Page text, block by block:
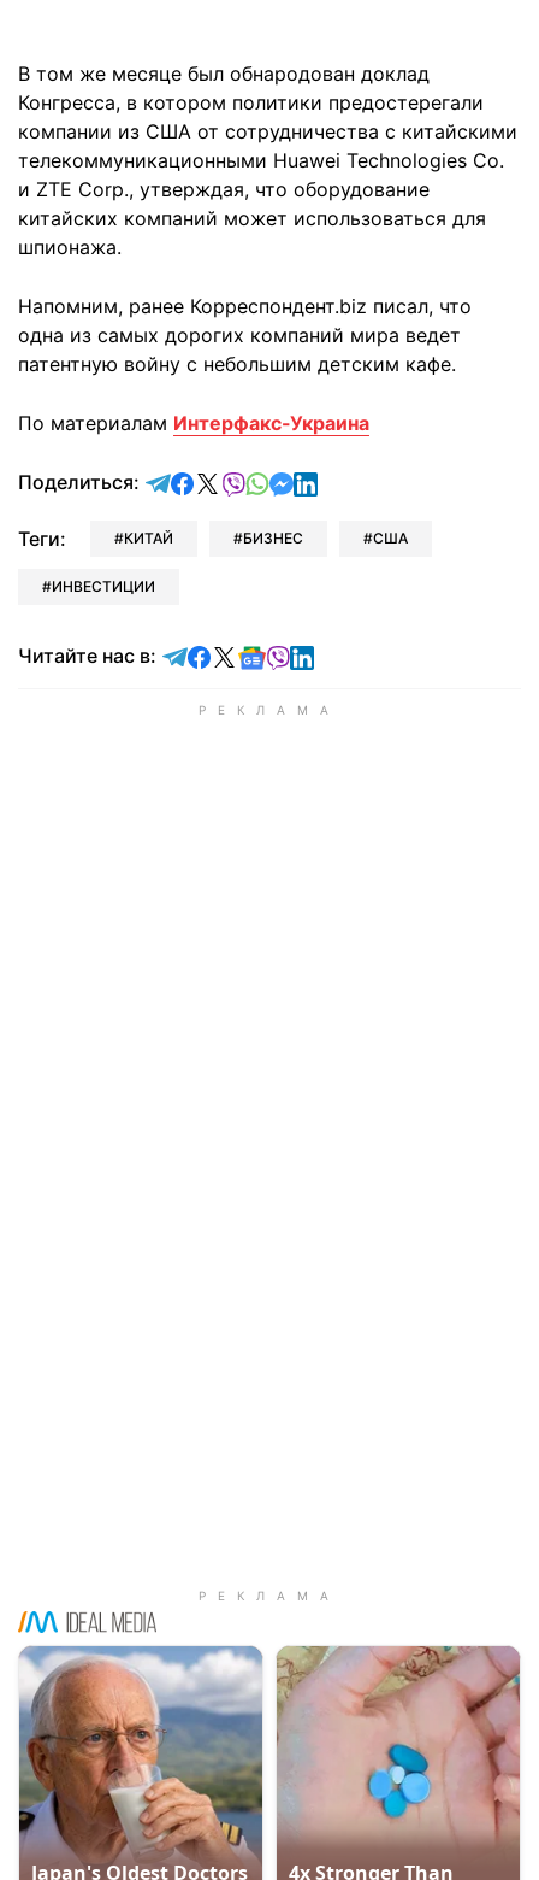
В том же месяце был обнародован доклад
Конгресса, в котором политики предостерегали
компании из США от сотрудничества с китайскими
телекоммуникационными Huawei Technologies Co.
и ZTE Corp., утверждая, что оборудование
китайских компаний может использоваться для
шпионажа.
Напомним, ранее Корреспондент.biz писал, что
одна из самых дорогих компаний мира ведет
патентную войну с небольшим детским кафе.
По материалам Интерфакс-Украина
Поделиться: отправить в Telegram
поделиться в Facebook
поделиться в X
отправить в Viber
отправить в Whatsapp
отправить в Messenger
отправить в LinkedIn
Теги: КИТАЙ БИЗНЕС США
ИНВЕСТИЦИИ
Читайте нас в: Читайте в Telegram
Читайте в Facebook
Читайте в X
Читайте в Google news
Читайте в Viber
Читайте в LinkedIn